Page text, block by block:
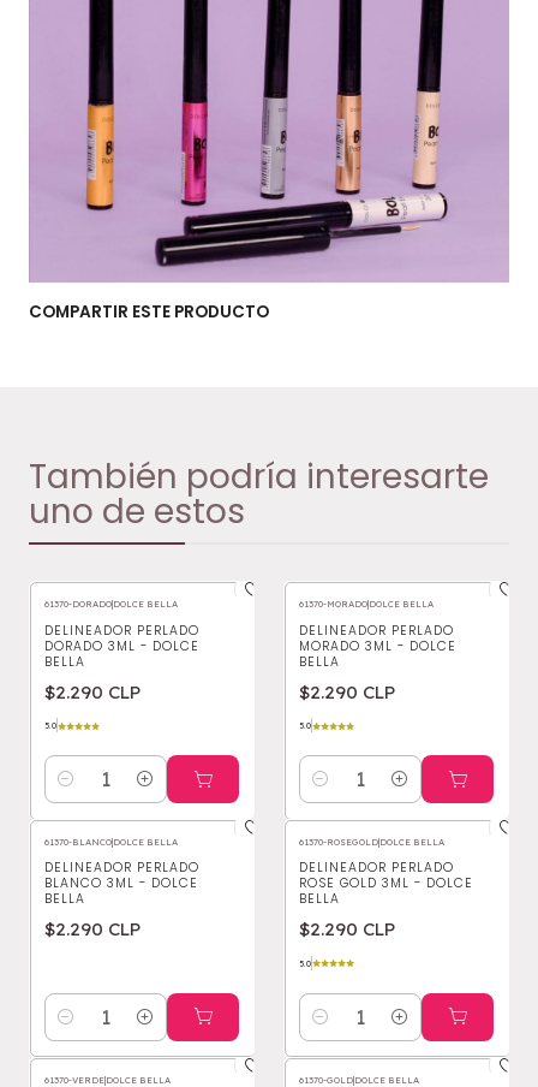
COMPARTIR ESTE PRODUCTO
También podría interesarte
uno de estos
61370-DORADO|DOLCE BELLA
DELINEADOR PERLADO
DORADO 3ML - DOLCE
BELLA
$2.290 CLP
5.0
Cantidad
61370-MORADO|DOLCE BELLA
DELINEADOR PERLADO
MORADO 3ML - DOLCE
BELLA
$2.290 CLP
5.0
Cantidad
61370-BLANCO|DOLCE BELLA
DELINEADOR PERLADO
BLANCO 3ML - DOLCE
BELLA
$2.290 CLP
Cantidad
61370-ROSEGOLD|DOLCE BELLA
DELINEADOR PERLADO
ROSE GOLD 3ML - DOLCE
BELLA
$2.290 CLP
5.0
Cantidad
61370-VERDE|DOLCE BELLA 61370-GOLD|DOLCE BELLA